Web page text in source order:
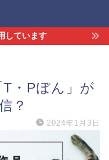
しています
・Pぼん」が
？
2024年1月3日